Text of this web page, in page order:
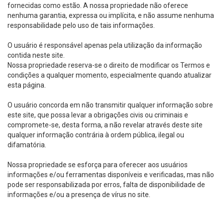
fornecidas como estão. A nossa propriedade não oferece
nenhuma garantia, expressa ou implícita, e não assume nenhuma
responsabilidade pelo uso de tais informações.
O usuário é responsável apenas pela utilização da informação
contida neste site.
Nossa propriedade reserva-se o direito de modificar os Termos e
condições a qualquer momento, especialmente quando atualizar
esta página.
O usuário concorda em não transmitir qualquer informação sobre
este site, que possa levar a obrigações civis ou criminais e
compromete-se, desta forma, a não revelar através deste site
qualquer informação contrária à ordem pública, ilegal ou
difamatória.
Nossa propriedade se esforça para oferecer aos usuários
informações e/ou ferramentas disponíveis e verificadas, mas não
pode ser responsabilizada por erros, falta de disponibilidade de
informações e/ou a presença de vírus no site.